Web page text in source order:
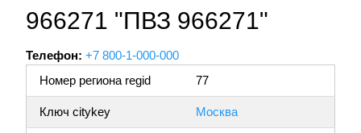
966271 "ПВЗ 966271"
Телефон: +7 800-1-000-000
Номер региона regid
77
Ключ citykey Москва